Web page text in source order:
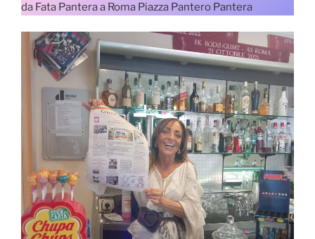
da Fata Pantera a Roma Piazza Pantero Pantera